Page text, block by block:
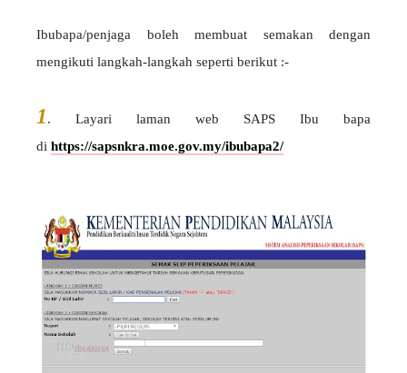
Ibubapa/penjaga boleh membuat semakan dengan
mengikuti langkah-langkah seperti berikut :-
1. Layari laman web SAPS Ibu bapa
di https://sapsnkra.moe.gov.my/ibubapa2/